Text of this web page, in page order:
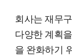
회사는 재무
다양한 계획
을 완화하기